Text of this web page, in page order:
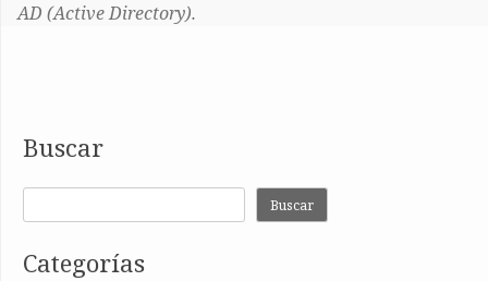
AD (Active Directory).
Buscar
Buscar
Categorías